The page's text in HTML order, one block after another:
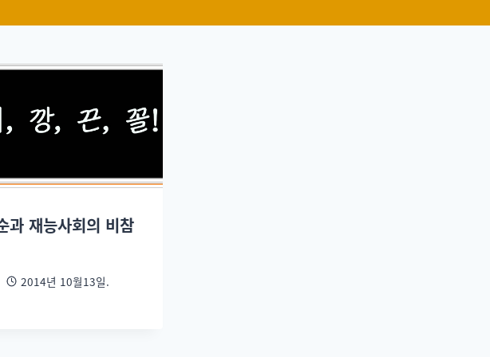
과 재능사회의 비참
2014년 10월13일.